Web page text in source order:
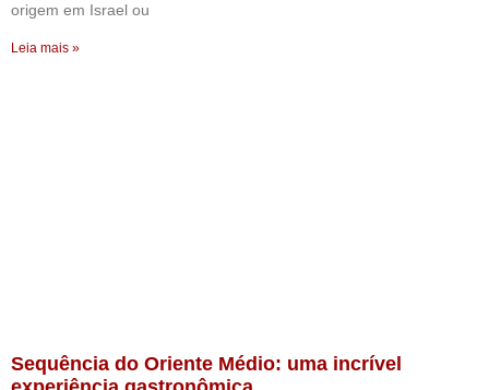
origem em Israel ou
Leia mais »
Sequência do Oriente Médio: uma incrível